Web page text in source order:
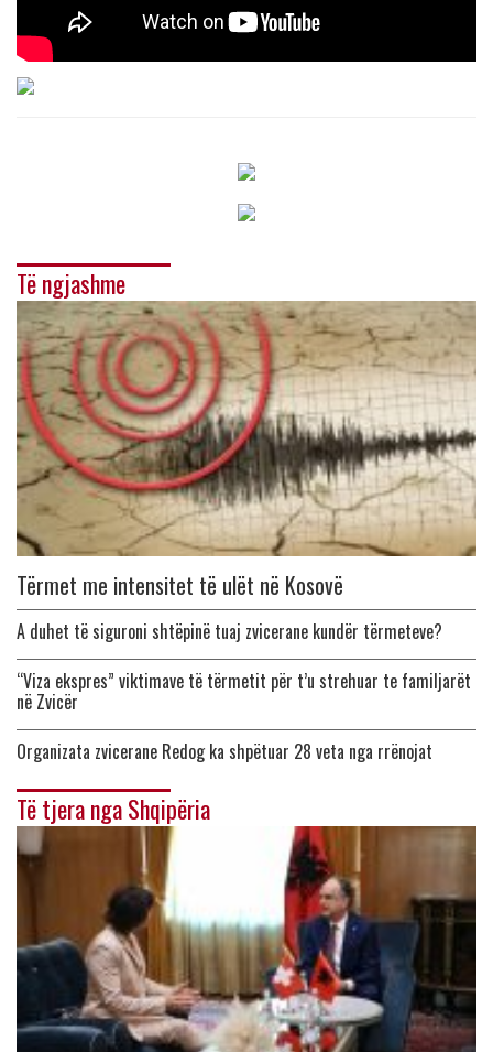
Të ngjashme
Tërmet me intensitet të ulët në Kosovë
A duhet të siguroni shtëpinë tuaj zvicerane kundër tërmeteve?
“Viza ekspres” viktimave të tërmetit për t’u strehuar te familjarët
në Zvicër
Organizata zvicerane Redog ka shpëtuar 28 veta nga rrënojat
Të tjera nga Shqipëria